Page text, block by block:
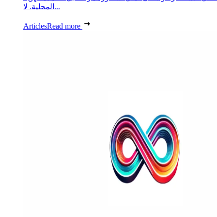
المحلية. لا...
ArticlesRead more